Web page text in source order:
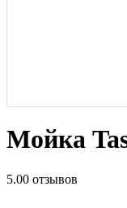
Мойка
5.00 отзывов